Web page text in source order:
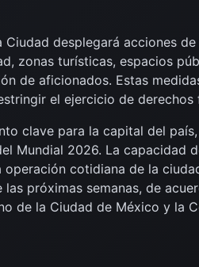
desplegará acciones
zonas turísticas, espacios
de aficionados. Estas
el ejercicio de derechos
clave para la capital del
Mundial 2026. La capacidad
cotidiana de la
próximas semanas, de
de la Ciudad de México y la